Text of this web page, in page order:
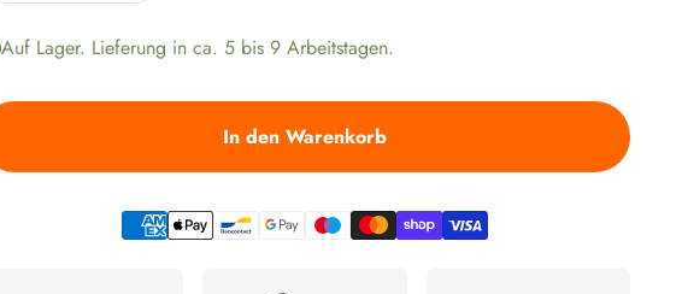
Auf Lager. Lieferung in ca. 5 bis 9 Arbeitstagen.
In den Warenkorb